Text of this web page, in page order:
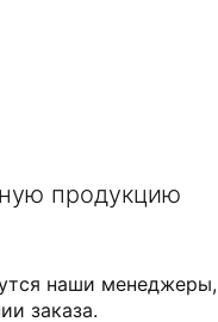
продукцию
наши менеджеры,
заказа.